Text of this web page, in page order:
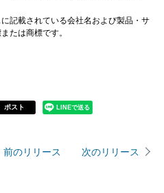
記載されている会社名および製品・サ
たは商標です。
ポスト LINEで送る
前のリリース 次のリリース